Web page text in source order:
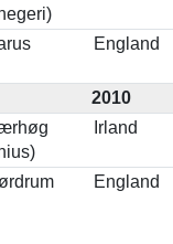
England
2010
Irland
England